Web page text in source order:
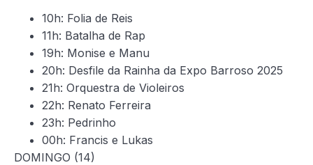
10h: Folia de Reis
11h: Batalha de Rap
19h: Monise e Manu
20h: Desfile da Rainha da Expo Barroso 2025
21h: Orquestra de Violeiros
22h: Renato Ferreira
23h: Pedrinho
00h: Francis e Lukas
DOMINGO (14)